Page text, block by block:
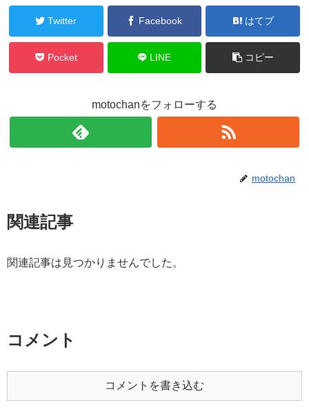
Twitter Facebook はてブ
Pocket LINE コピー
motochanをフォローする
motochan
関連記事
関連記事は見つかりませんでした。
コメント
コメントを書き込む